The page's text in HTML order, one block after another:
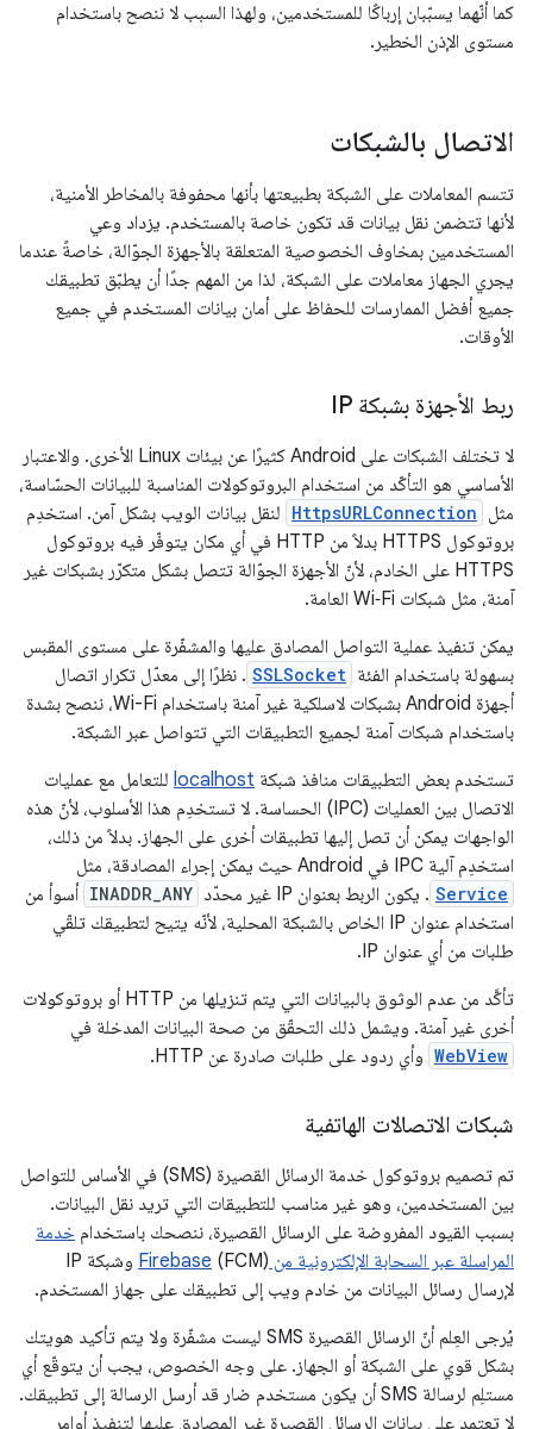
كما أنّهما يسبّبان إرباكًا للمستخدمين، ولهذا السبب لا ننصح باستخدام
مستوى الإذن الخطير.
الاتصال بالشبكات
تتسم المعاملات على الشبكة بطبيعتها بأنها محفوفة بالمخاطر الأمنية،
لأنها تتضمن نقل بيانات قد تكون خاصة بالمستخدم. يزداد وعي
المستخدمين بمخاوف الخصوصية المتعلقة بالأجهزة الجوّالة، خاصةً عندما
يجري الجهاز معاملات على الشبكة، لذا من المهم جدًا أن يطبّق تطبيقك
جميع أفضل الممارسات للحفاظ على أمان بيانات المستخدم في جميع
الأوقات.
ربط الأجهزة بشبكة IP
لا تختلف الشبكات على Android كثيرًا عن بيئات Linux الأخرى. والاعتبار
الأساسي هو التأكّد من استخدام البروتوكولات المناسبة للبيانات الحسّاسة،
مثل HttpsURLConnection لنقل بيانات الويب بشكل آمن. استخدِم
بروتوكول HTTPS بدلاً من HTTP في أي مكان يتوفّر فيه بروتوكول
HTTPS على الخادم، لأنّ الأجهزة الجوّالة تتصل بشكل متكرّر بشبكات غير
آمنة، مثل شبكات Wi‑Fi العامة.
يمكن تنفيذ عملية التواصل المصادق عليها والمشفّرة على مستوى المقبس
بسهولة باستخدام الفئة SSLSocket . نظرًا إلى معدّل تكرار اتصال
أجهزة Android بشبكات لاسلكية غير آمنة باستخدام Wi-Fi، ننصح بشدة
باستخدام شبكات آمنة لجميع التطبيقات التي تتواصل عبر الشبكة.
تستخدم بعض التطبيقات منافذ شبكة localhost للتعامل مع عمليات
الاتصال بين العمليات (IPC) الحساسة. لا تستخدِم هذا الأسلوب، لأنّ هذه
الواجهات يمكن أن تصل إليها تطبيقات أخرى على الجهاز. بدلاً من ذلك،
استخدِم آلية IPC في Android حيث يمكن إجراء المصادقة، مثل
Service . يكون الربط بعنوان IP غير محدّد INADDR_ANY أسوأ من
استخدام عنوان IP الخاص بالشبكة المحلية، لأنّه يتيح لتطبيقك تلقّي
طلبات من أي عنوان IP.
تأكَّد من عدم الوثوق بالبيانات التي يتم تنزيلها من HTTP أو بروتوكولات
أخرى غير آمنة. ويشمل ذلك التحقّق من صحة البيانات المدخلة في
WebView وأي ردود على طلبات صادرة عن HTTP.
شبكات الاتصالات الهاتفية
تم تصميم بروتوكول خدمة الرسائل القصيرة (SMS) في الأساس للتواصل
بين المستخدمين، وهو غير مناسب للتطبيقات التي تريد نقل البيانات.
بسبب القيود المفروضة على الرسائل القصيرة، ننصحك باستخدام خدمة
المراسلة عبر السحابة الإلكترونية من Firebase
(FCM) وشبكة IP
لإرسال رسائل البيانات من خادم ويب إلى تطبيقك على جهاز المستخدم.
يُرجى العِلم أنّ الرسائل القصيرة SMS ليست مشفّرة ولا يتم تأكيد هويتك
بشكل قوي على الشبكة أو الجهاز. على وجه الخصوص، يجب أن يتوقّع أي
مستلِم لرسالة SMS أن يكون مستخدم ضار قد أرسل الرسالة إلى تطبيقك.
لا تعتمد على بيانات الرسائل القصيرة غير المصادق عليها لتنفيذ أوامر